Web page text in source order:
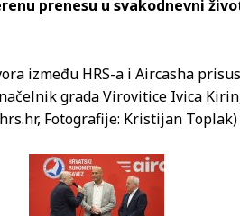
prenesu u svakodnevni
između HRS-a i Aircasha
grada Virovitice Ivica
Fotografije: Kristijan Toplak)